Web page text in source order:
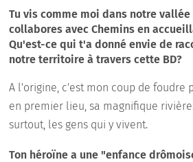
Tu vis comme moi dans notre
collabores avec Chemins en
Qu'est-ce qui t'a donné envie de
notre territoire à travers cette BD?
A l'origine, c'est mon coup de foudre
en premier lieu, sa magnifique
surtout, les gens qui y vivent.
Ton héroïne a une "enfance